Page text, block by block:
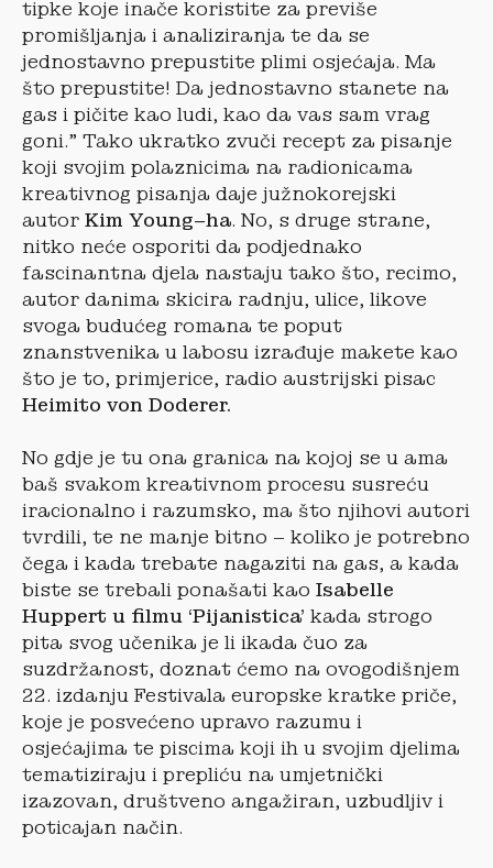
tipke koje inače koristite za previše
promišljanja i analiziranja te da se
jednostavno prepustite plimi osjećaja. Ma
što prepustite! Da jednostavno stanete na
gas i pičite kao ludi, kao da vas sam vrag
goni.” Tako ukratko zvuči recept za pisanje
koji svojim polaznicima na radionicama
kreativnog pisanja daje južnokorejski
autor Kim Young–ha. No, s druge strane,
nitko neće osporiti da podjednako
fascinantna djela nastaju tako što, recimo,
autor danima skicira radnju, ulice, likove
svoga budućeg romana te poput
znanstvenika u labosu izrađuje makete kao
što je to, primjerice, radio austrijski pisac
Heimito von Doderer.
No gdje je tu ona granica na kojoj se u ama
baš svakom kreativnom procesu susreću
iracionalno i razumsko, ma što njihovi autori
tvrdili, te ne manje bitno – koliko je potrebno
čega i kada trebate nagaziti na gas, a kada
biste se trebali ponašati kao Isabelle
Huppert u filmu ‘Pijanistica’ kada strogo
pita svog učenika je li ikada čuo za
suzdržanost, doznat ćemo na ovogodišnjem
22. izdanju Festivala europske kratke priče,
koje je posvećeno upravo razumu i
osjećajima te piscima koji ih u svojim djelima
tematiziraju i prepliću na umjetnički
izazovan, društveno angažiran, uzbudljiv i
poticajan način.